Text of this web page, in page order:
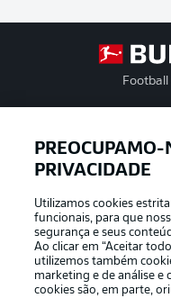
Oferecido por
PRIVACIDADE
Utilizamos cookies
funcionais, para que
segurança e seus
Ao clicar em “Aceitar
utilizemos também
marketing e de análise e
cookies são, em parte,